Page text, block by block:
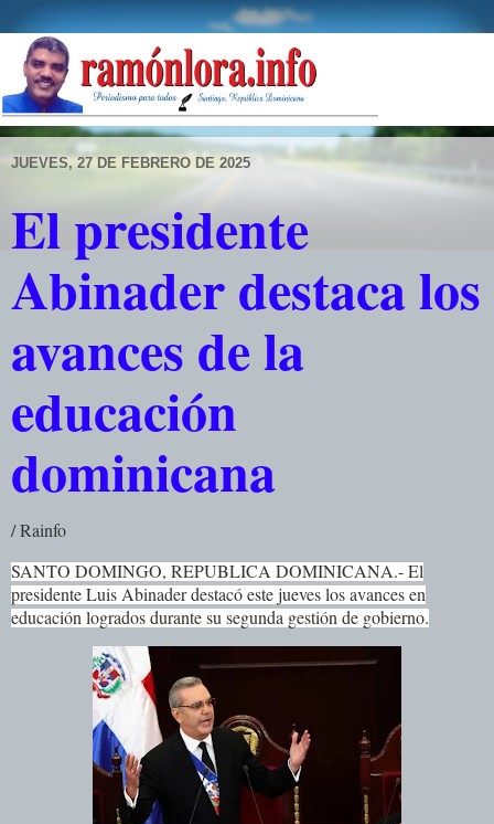
JUEVES, 27 DE FEBRERO DE 2025
El presidente
Abinader destaca los
avances de la
educación
dominicana
/ Rainfo
SANTO DOMINGO, REPUBLICA DOMINICANA.- El
presidente Luis Abinader destacó este jueves los avances en
educación logrados durante su segunda gestión de gobierno.